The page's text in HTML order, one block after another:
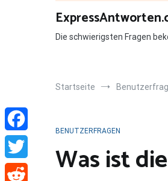
Die schwierigsten Fragen
Startseite
BENUTZERFRAGEN
Was ist
Facebook
Twitter